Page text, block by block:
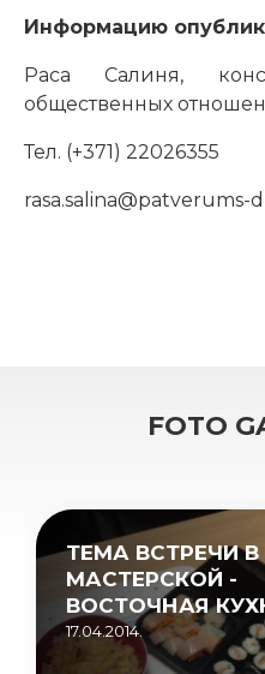
Информацию
Раса Салиня,
общественных
Тел. (+371) 22026355
rasa.salina@patverums-
FOTO
ТЕМА ВСТРЕЧИ В
МАСТЕРСКОЙ -
ВОСТОЧНАЯ
17.04.2014.